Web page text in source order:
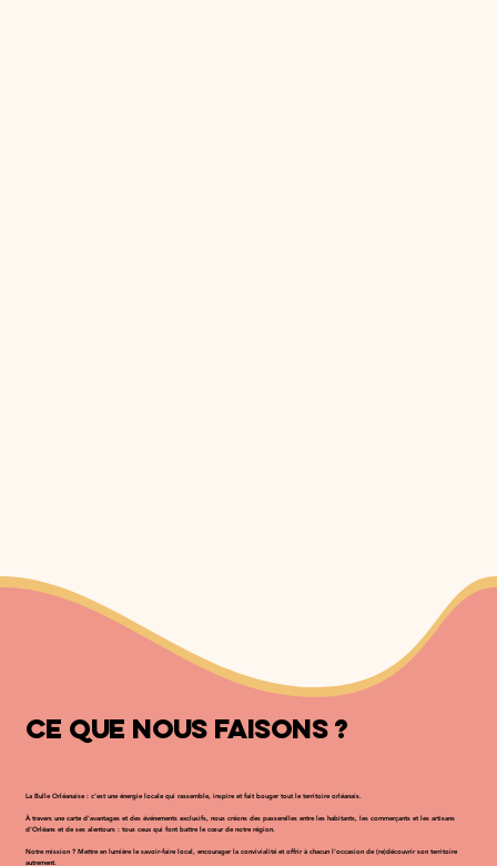
Ce que nous faisons ?
La Bulle Orléanaise : c’est une énergie locale qui rassemble, inspire et fait bouger tout le territoire orléanais.
À travers une carte d’avantages et des événements exclusifs, nous créons des passerelles entre les habitants, les commerçants et les artisans
d’Orléans et de ses alentours : tous ceux qui font battre le cœur de notre région.
Notre mission ? Mettre en lumière le savoir-faire local, encourager la convivialité et offrir à chacun l’occasion de (re)découvrir son territoire
autrement.